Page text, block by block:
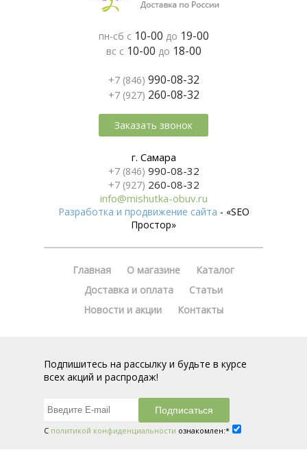
пн-сб с 10-00 до 19-00
вс с 10-00 до 18-00
+7 (846) 990-08-32
+7 (927) 260-08-32
Заказать звонок
г. Самара
+7 (846) 990-08-32
+7 (927) 260-08-32
info@mishutka-obuv.ru
Разработка и продвижение сайта - «SEO
Простор»
Главная О магазине
Каталог
Доставка и оплата
Статьи
Новости и акции
Контакты
Подпишитесь на рассылку и будьте в курсе
всех акций и распродаж!
С политикой конфиденциальности ознакомлен:*